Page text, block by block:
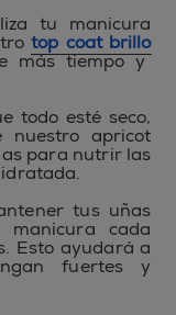
tu manicura
top coat brillo
más tiempo y
todo esté seco,
nuestro apricot
para nutrir las
tus uñas
cada
Esto ayudará a
fuertes y